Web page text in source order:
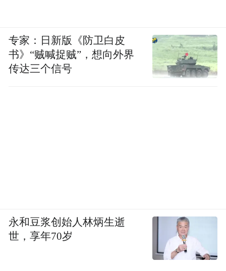
专家：日新版《防卫白皮
书》“贼喊捉贼”，想向外界
传达三个信号
永和豆浆创始人林炳生逝
世，享年70岁